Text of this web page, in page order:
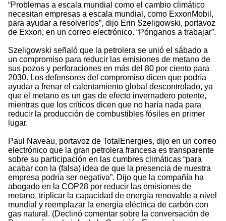
“Problemas a escala mundial como el cambio climático
necesitan empresas a escala mundial, como ExxonMobil,
para ayudar a resolverlos”, dijo Erin Szeligowski, portavoz
de Exxon, en un correo electrónico. “Pónganos a trabajar”.
Szeligowski señaló que la petrolera se unió el sábado a
un compromiso para reducir las emisiones de metano de
sus pozos y perforaciones en más del 80 por ciento para
2030. Los defensores del compromiso dicen que podría
ayudar a frenar el calentamiento global descontrolado, ya
que el metano es un gas de efecto invernadero potente,
mientras que los críticos dicen que no haría nada para
reducir la producción de combustibles fósiles en primer
lugar.
Paul Naveau, portavoz de TotalEnergies, dijo en un correo
electrónico que la gran petrolera francesa es transparente
sobre su participación en las cumbres climáticas “para
acabar con la (falsa) idea de que la presencia de nuestra
empresa podría ser negativa”. Dijo que la compañía ha
abogado en la COP28 por reducir las emisiones de
metano, triplicar la capacidad de energía renovable a nivel
mundial y reemplazar la energía eléctrica de carbón con
gas natural. (Declinó comentar sobre la conversación de